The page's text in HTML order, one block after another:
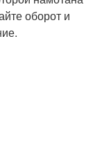
оборот и